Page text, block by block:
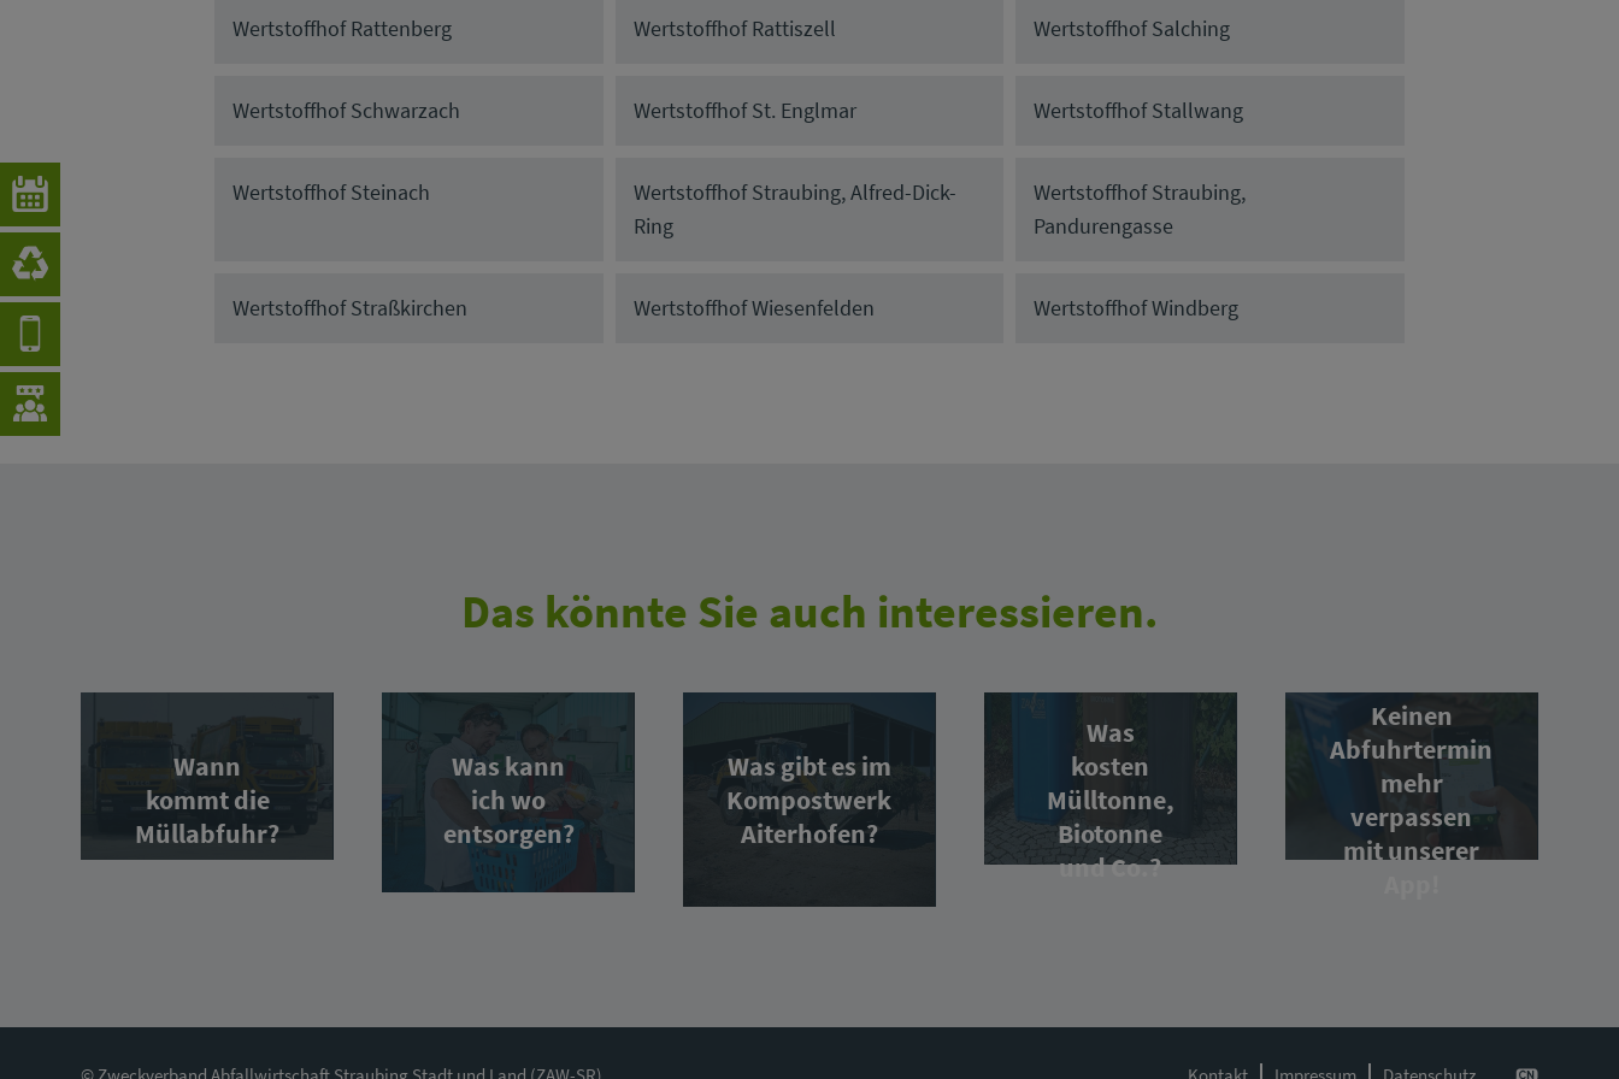
Wertstoffhof Rattenberg Wertstoffhof Rattiszell Wertstoffhof Salching
Wertstoffhof Schwarzach Wertstoffhof St. Englmar Wertstoffhof Stallwang
Wertstoffhof Steinach
Wertstoffhof Straubing, Alfred-Dick-
Ring
Wertstoffhof Straubing,
Pandurengasse
Wertstoffhof Straßkirchen Wertstoffhof Wiesenfelden Wertstoffhof Windberg
Das könnte Sie auch interessieren.
Wann
kommt die
Müllabfuhr?
Was kann
ich wo
entsorgen?
Was gibt es im
Kompostwerk
Aiterhofen?
Was
kosten
Mülltonne,
Biotonne
und Co.?
Keinen
Abfuhrtermin
mehr
verpassen
mit unserer